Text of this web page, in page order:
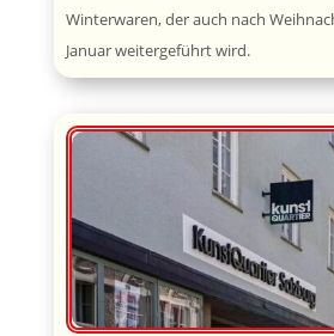
Winterwaren, der auch nach
Januar weitergeführt wird.